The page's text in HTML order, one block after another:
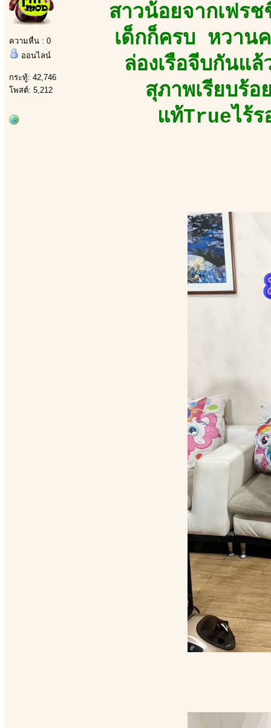
ความหื่น : 0
ออนไลน์
กระทู้: 42,746
โพสต์: 5,212
สาวน้อยจากเฟ
เด็กก็ครบ หวาน
ล่องเรือจีบกันแ
สุภาพเรียบร้
แท้Trueไร้